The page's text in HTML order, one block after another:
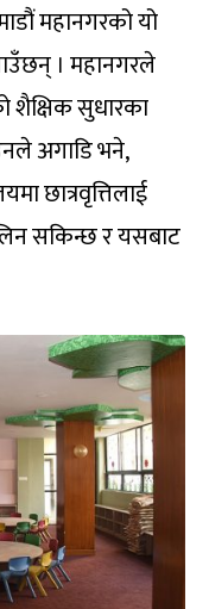
महानगरको यो
। महानगरले
शैक्षिक सुधारका
अगाडि भने,
छात्रवृत्तिलाई
सकिन्छ र यसबाट